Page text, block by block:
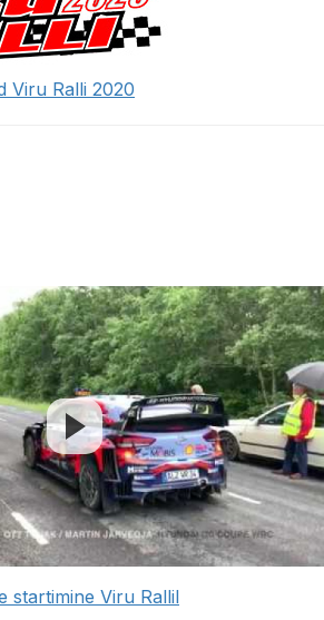
Viru Ralli 2020
startimine Viru Rallil